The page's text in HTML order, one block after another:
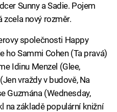
Sunny a Sadie. Pojem
nový rozměr.
společnosti Happy
ho Sammi Cohen (Ta pravá)
Idinu Menzel (Glee,
vraždy v budově, Na
Guzmána (Wednesday,
na základě populární knižní